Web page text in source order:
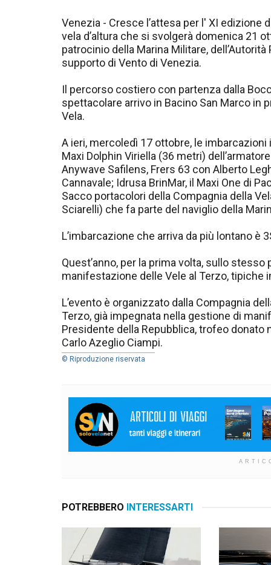
Venezia - Cresce l’attesa per l' XI edizione
vela d’altura che si svolgerà domenica 21
patrocinio della Marina Militare,
supporto di Vento di Venezia.
Il percorso costiero con partenza dalla
spettacolare arrivo in Bacino San Marco in
Vela.
A ieri, mercoledì 17 ottobre, le
Maxi Dolphin Viriella (36 metri)
Anywave Safilens, Frers 63 con Alberto
Cannavale; Idrusa BrinMar, il Maxi One di
Sacco portacolori della Compagnia della
Sciarelli) che fa parte del naviglio della
L’imbarcazione che arriva da più lontano è
Quest’anno, per la prima volta, sullo
manifestazione delle Vele al Terzo, tipiche
L’evento è organizzato dalla Compagnia
Terzo, già impegnata nella gestione di
Presidente della Repubblica, trofeo donato
Carlo Azeglio Ciampi.
© Riproduzione riservata
POTREBBERO INTERESSARTI